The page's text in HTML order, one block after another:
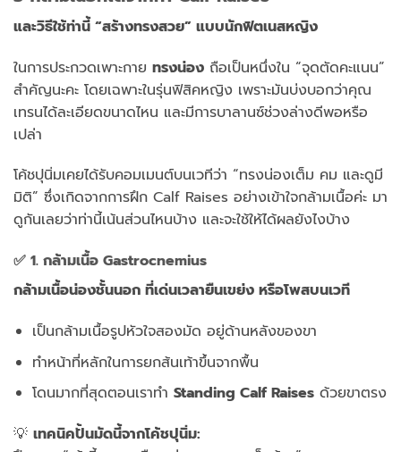
และวิธีใช้ท่านี้ “สร้างทรงสวย” แบบนักฟิตเนสหญิง
ในการประกวดเพาะกาย ทรงน่อง ถือเป็นหนึ่งใน “จุดตัดคะแนน”
สำคัญนะคะ โดยเฉพาะในรุ่นฟิสิคหญิง เพราะมันบ่งบอกว่าคุณ
เทรนได้ละเอียดขนาดไหน และมีการบาลานซ์ช่วงล่างดีพอหรือ
เปล่า
โค้ชปุนิ่มเคยได้รับคอมเมนต์บนเวทีว่า “ทรงน่องเต็ม คม และดูมี
มิติ” ซึ่งเกิดจากการฝึก Calf Raises อย่างเข้าใจกล้ามเนื้อค่ะ มา
ดูกันเลยว่าท่านี้เน้นส่วนไหนบ้าง และจะใช้ให้ได้ผลยังไงบ้าง
✅ 1. กล้ามเนื้อ Gastrocnemius
กล้ามเนื้อน่องชั้นนอก ที่เด่นเวลายืนเขย่ง หรือโพสบนเวที
เป็นกล้ามเนื้อรูปหัวใจสองมัด อยู่ด้านหลังของขา
ทำหน้าที่หลักในการยกส้นเท้าขึ้นจากพื้น
โดนมากที่สุดตอนเราทำ Standing Calf Raisesด้วยขาตรง
💡 เทคนิคปั้นมัดนี้จากโค้ชปุนิ่ม: